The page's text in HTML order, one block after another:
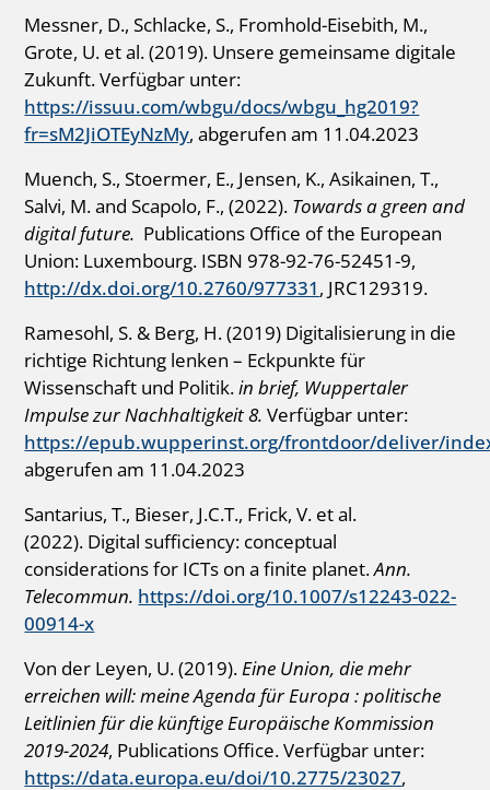
Messner, D., Schlacke, S., Fromhold-Eisebith, M.,
Grote, U. et al. (2019). Unsere gemeinsame digitale
Zukunft. Verfügbar unter:
https://issuu.com/wbgu/docs/wbgu_hg2019?
fr=sM2JiOTEyNzMy, abgerufen am 11.04.2023
Muench, S., Stoermer, E., Jensen, K., Asikainen, T.,
Salvi, M. and Scapolo, F., (2022). Towards a green and
digital future. Publications Office of the European
Union: Luxembourg. ISBN 978-92-76-52451-9,
http://dx.doi.org/10.2760/977331, JRC129319.
Ramesohl, S. & Berg, H. (2019) Digitalisierung in die
richtige Richtung lenken – Eckpunkte für
Wissenschaft und Politik.in brief, Wuppertaler
Impulse zur Nachhaltigkeit8.Verfügbar unter:
https://epub.wupperinst.org/frontdoor/deliver/
abgerufen am 11.04.2023
Santarius, T., Bieser, J.C.T., Frick, V. et al.
(2022). Digital sufficiency: conceptual
considerations for ICTs on a finite planet.Ann.
Telecommun. https://doi.org/10.1007/s12243-022-
00914-x
Von der Leyen, U. (2019).Eine Union, die mehr
erreichen will: meine Agenda für Europa : politische
Leitlinien für die künftige Europäische Kommission
2019-2024, Publications Office. Verfügbar unter:
https://data.europa.eu/doi/10.2775/23027,